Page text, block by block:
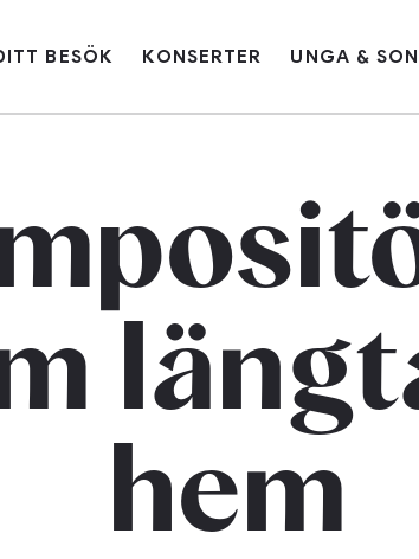
BESÖK KONSERTER UNGA & SON
hem